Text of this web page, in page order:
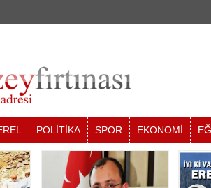
POLİTİKA SPOR EKONOMİ